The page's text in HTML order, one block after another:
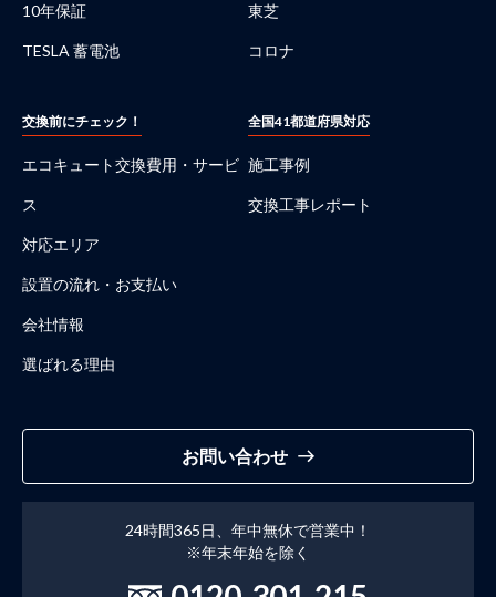
10年保証
TESLA 蓄電池
交換前にチェック！
エコキュート交換費用・サービ
ス
対応エリア
設置の流れ・お支払い
会社情報
選ばれる理由
東芝
コロナ
全国41都道府県対応
施工事例
交換工事レポート
お問い合わせ
24時間365日、年中無休で営業中！
※年末年始を除く